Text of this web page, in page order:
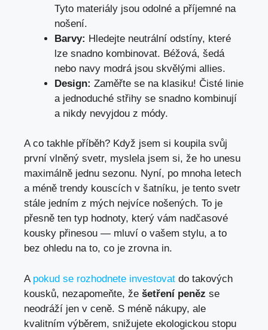
Tyto materiály jsou odolné a příjemné na
nošení.
Barvy: Hledejte neutrální odstíny, které
lze snadno kombinovat. Béžová, šedá
nebo navy modrá jsou skvělými allies.
Design: Zaměřte se na klasiku! Čisté linie
a jednoduché střihy se snadno kombinují
a nikdy nevyjdou z módy.
A co takhle příběh? Když jsem si koupila svůj
první vlněný svetr, myslela jsem si, že ho unesu
maximálně jednu sezonu. Nyní, po mnoha letech
a méně trendy kouscích v šatníku, je tento svetr
stále jedním z mých nejvíce nošených. To je
přesně ten typ hodnoty, který vám nadčasové
kousky přinesou — mluví o vašem stylu, a to
bez ohledu na to, co je zrovna in.
A pokud se rozhodnete investovat do takových
kousků, nezapomeňte, že šetření peněz se
neodráží jen v ceně. S méně nákupy, ale
kvalitním výběrem, snižujete ekologickou stopu